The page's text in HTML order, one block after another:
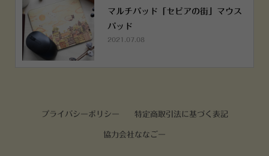
マルチパッド「セピアの街」マウス
パッド
2021.07.08
プライバシーポリシー 特定商取引法に基づく表記
協力会社ななごー